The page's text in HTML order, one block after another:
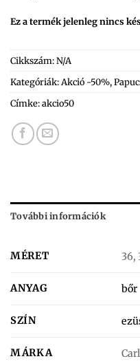
Ez a termék jelenleg nincs
Cikkszám:N/A
Kategóriák: Akció -50%,
Címke:akcio50
További információk
MÉRET 36,
ANYAG bőr
SZÍN
MÁRKA